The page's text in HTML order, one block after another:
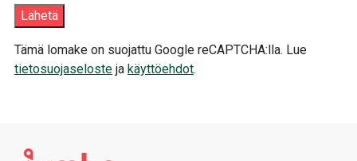
Tämä lomake on suojattu Google reCAPTCHA:lla. Lue
tietosuojaseloste ja käyttöehdot.